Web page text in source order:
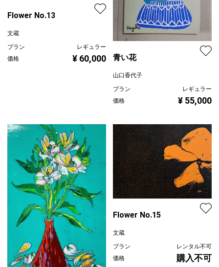
Flower No.13
文蔵
プラン
レギュラー
価格
¥ 60,000 青い花
山口香代子
プラン
レギュラー
価格
¥ 55,000
Flower No.15
文蔵
プラン
レンタル不可
価格
購入不可